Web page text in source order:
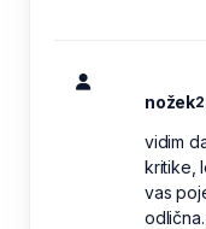
nožek
vidim
kritike,
vas